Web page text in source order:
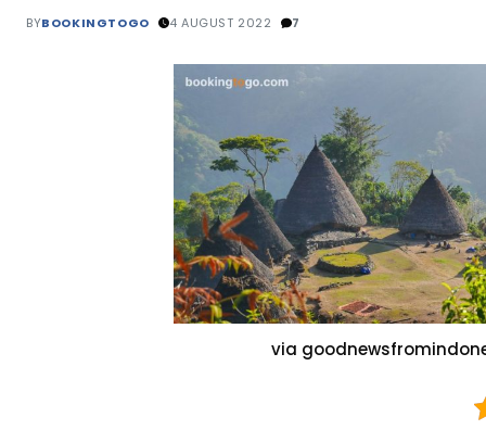
BYBOOKINGTOGO 4 AUGUST 2022 7
via